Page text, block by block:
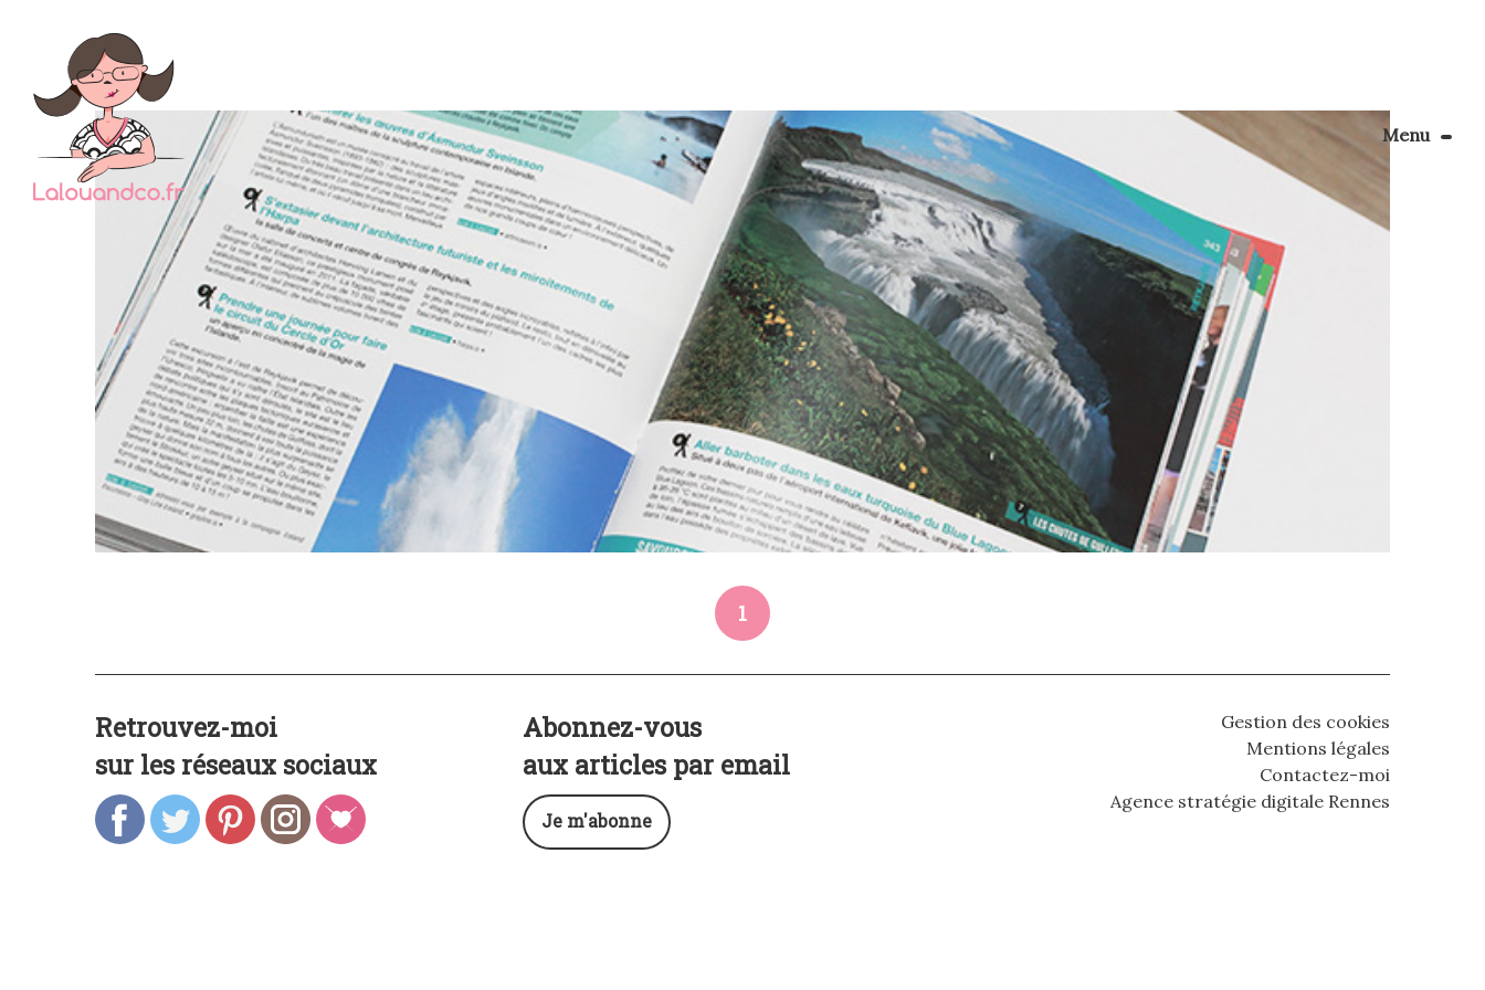
Menu
Apprendre la couture
Aménager son coin couture
Personnalisez vos tissus
Ce n’est plus un secret pour vous, Monsieur l’amoureux et moi
avons le goût du voyage et la bougeotte… Il ne passe pas un mois
sans que j’aille surfer sur un site d’aéroport, de location […]
1
Retrouvez-moi
sur les réseaux sociaux
Abonnez-vous
aux articles par email
Je m'abonne
Gestion des cookies
Mentions légales
Contactez-moi
Agence stratégie digitale Rennes